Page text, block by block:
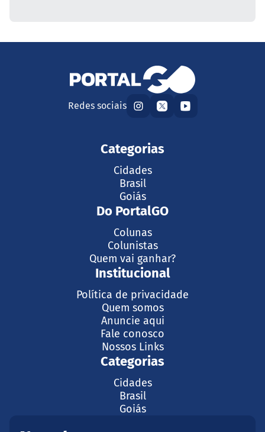
Redes sociais
Categorias
Cidades
Brasil
Goiás
Do PortalGO
Colunas
Colunistas
Quem vai ganhar?
Institucional
Política de privacidade
Quem somos
Anuncie aqui
Fale conosco
Nossos Links
Categorias
Cidades
Brasil
Goiás